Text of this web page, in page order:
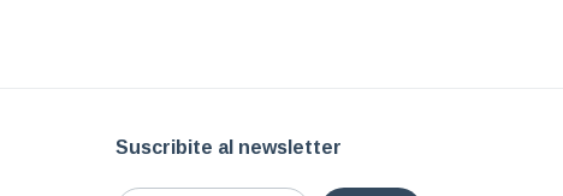
Suscribite al newsletter